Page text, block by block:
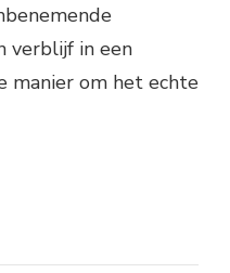
verblijf in een
manier om het echte